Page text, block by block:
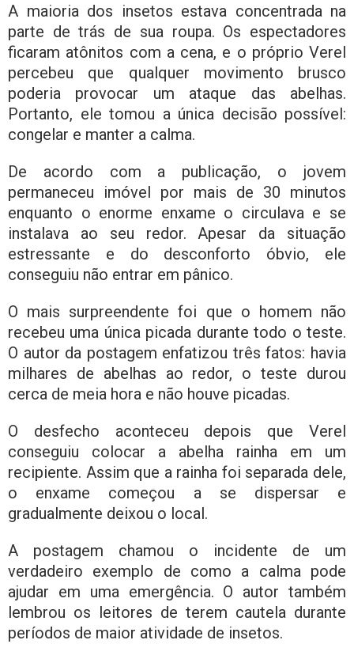
A maioria dos insetos estava concentrada na
parte de trás de sua roupa. Os espectadores
ficaram atônitos com a cena, e o próprio Verel
percebeu que qualquer movimento brusco
poderia provocar um ataque das abelhas.
Portanto, ele tomou a única decisão possível:
congelar e manter a calma.
De acordo com a publicação, o jovem
permaneceu imóvel por mais de 30 minutos
enquanto o enorme enxame o circulava e se
instalava ao seu redor. Apesar da situação
estressante e do desconforto óbvio, ele
conseguiu não entrar em pânico.
O mais surpreendente foi que o homem não
recebeu uma única picada durante todo o teste.
O autor da postagem enfatizou três fatos: havia
milhares de abelhas ao redor, o teste durou
cerca de meia hora e não houve picadas.
O desfecho aconteceu depois que Verel
conseguiu colocar a abelha rainha em um
recipiente. Assim que a rainha foi separada dele,
o enxame começou a se dispersar e
gradualmente deixou o local.
A postagem chamou o incidente de um
verdadeiro exemplo de como a calma pode
ajudar em uma emergência. O autor também
lembrou os leitores de terem cautela durante
períodos de maior atividade de insetos.